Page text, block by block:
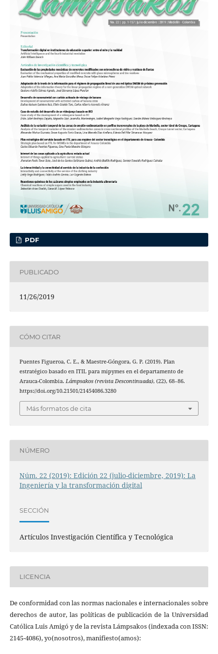
PDF
PUBLICADO
11/26/2019
CÓMO CITAR
Puentes Figueroa, C. E., & Maestre-Góngora, G. P. (2019). Plan
estratégico basado en ITIL para mipymes en el departamento de
Arauca-Colombia. Lámpsakos (revista Descontinuada), (22), 68–86.
https://doi.org/10.21501/21454086.3280
Más formatos de cita
NÚMERO
Núm. 22 (2019): Edición 22 (julio-diciembre, 2019): La
Ingeniería y la transformación digital
SECCIÓN
Artículos Investigación Científica y Tecnológica
LICENCIA
De conformidad con las normas nacionales e internacionales sobre
derechos de autor, las políticas de publicación de la Universidad
Católica Luis Amigó y de la revista Lámpsakos (indexada con ISSN:
2145-4086), yo(nosotros), manifiesto(amos):